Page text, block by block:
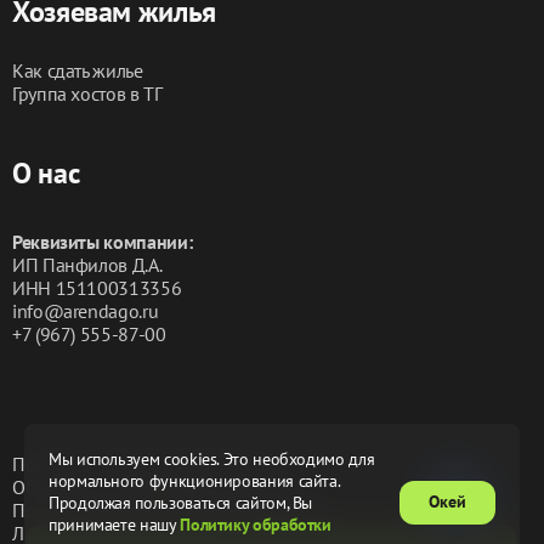
Мы используем cookies. Это необходимо для
нормального функционирования сайта.
Продолжая пользоваться сайтом, Вы
принимаете нашуПолитику обработки
Окей
Хозяевам жилья
Как сдать жилье
Группа хостов в ТГ
О нас
Реквизиты компании:
ИП Панфилов Д.А.
ИНН 151100313356
info@arendago.ru
+7 (967) 555-87-00
Политика конфиденциальности
Обработка персональных данных
Пользовательское соглашениеОферта
Лицензионное соглашение